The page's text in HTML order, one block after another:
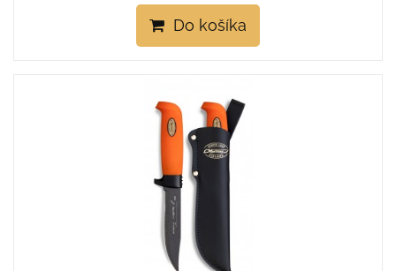
Do košíka